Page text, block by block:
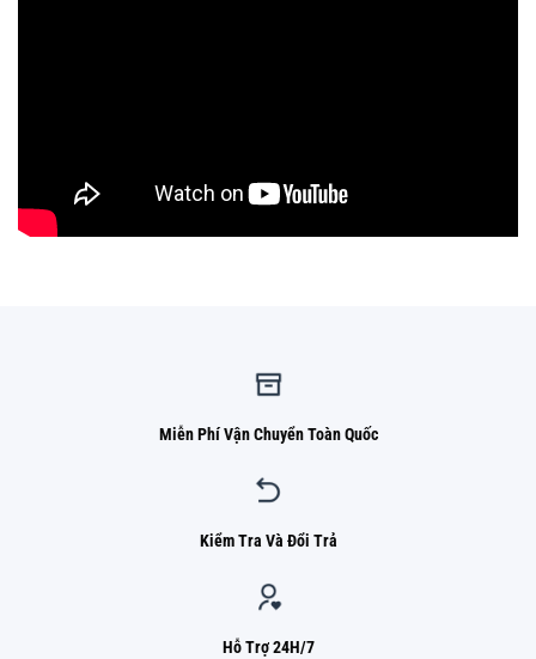
Miễn Phí Vận Chuyển Toàn Quốc
Kiểm Tra Và Đổi Trả
Hỗ Trợ 24H/7